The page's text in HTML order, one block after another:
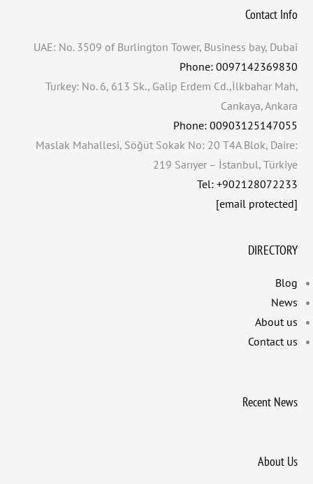
Contact Info
UAE: No. 3509 of Burlington Tower, Business bay, Dubai
Phone: 0097142369830
Turkey: No. 6, 613 Sk., Galip Erdem Cd.,İlkbahar Mah,
Cankaya, Ankara
Phone: 00903125147055
Maslak Mahallesi, Söğüt Sokak No: 20 T4A Blok, Daire:
219 Sarıyer – İstanbul, Türkiye
Tel: +902128072233
[email protected]
DIRECTORY
Blog
News
About us
Contact us
Recent News
About Us